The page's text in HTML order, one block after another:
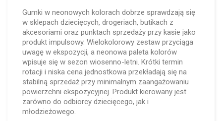
Gumki w neonowych kolorach dobrze sprawdzają się
w sklepach dziecięcych, drogeriach, butikach z
akcesoriami oraz punktach sprzedaży przy kasie jako
produkt impulsowy. Wielokolorowy zestaw przyciąga
uwagę w ekspozycji, a neonowa paleta kolorów
wpisuje się w sezon wiosenno-letni. Krótki termin
rotacji i niska cena jednostkowa przekładają się na
stabilną sprzedaż przy minimalnym zaangażowaniu
powierzchni ekspozycyjnej. Produkt kierowany jest
zarówno do odbiorcy dziecięcego, jak i
młodzieżowego.